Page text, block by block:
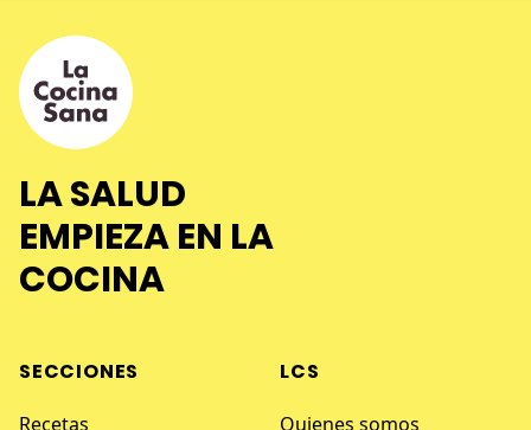
LA SALUD
EMPIEZA EN LA
COCINA
SECCIONES
Recetas
LCS
Quienes somos